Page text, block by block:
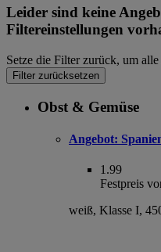
Leider sind keine
Filtereinstellungen
Setze die Filter zurück, um
Filter zurücksetzen
Obst & Gemüse
Angebot:
1.99
Festpreis
weiß, Klasse I,